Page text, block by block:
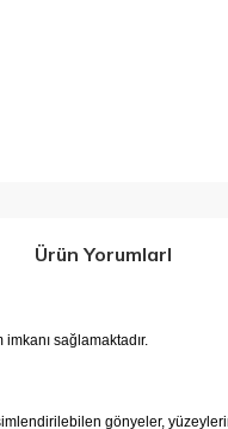
Ürün YorumlarI
sağlamaktadır.
gönyeler,